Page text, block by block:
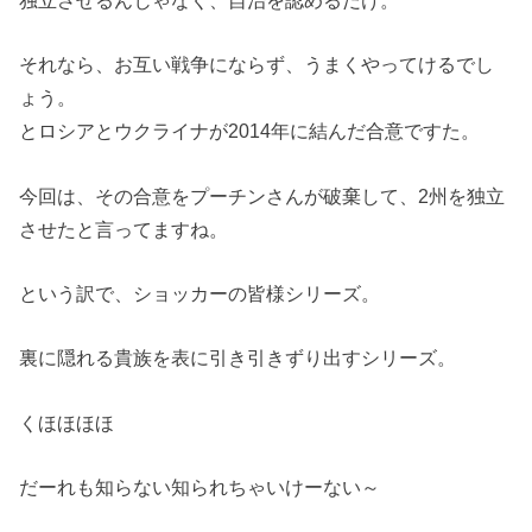
それなら、お互い戦争にならず、うまくやってけるでし
ょう。
とロシアとウクライナが2014年に結んだ合意ですた。
今回は、その合意をプーチンさんが破棄して、2州を独立
させたと言ってますね。
という訳で、ショッカーの皆様シリーズ。
裏に隠れる貴族を表に引き引きずり出すシリーズ。
くほほほほ
だーれも知らない知られちゃいけーない～